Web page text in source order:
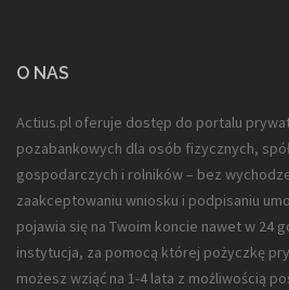
O NAS
Actius.pl oferuje dostęp do portalu
pozabankowych dla osób fizycznych,
gospodarczych i rolników– bez
zaakceptowaniu wniosku i podpisaniu
pojawia się na Twoim koncie nawet w 24
instytucja, za pomocą której pożyczkę
możesz wziąć na 1-4 lata z możliwością